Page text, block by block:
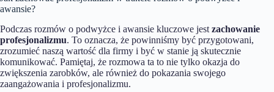
awansie?
Podczas rozmów o podwyżce i awansie kluczowe jest zachowanie
profesjonalizmu. To oznacza, że powinniśmy być przygotowani,
zrozumieć naszą wartość dla firmy i być w stanie ją skutecznie
komunikować. Pamiętaj, że rozmowa ta to nie tylko okazja do
zwiększenia zarobków, ale również do pokazania swojego
zaangażowania i profesjonalizmu.